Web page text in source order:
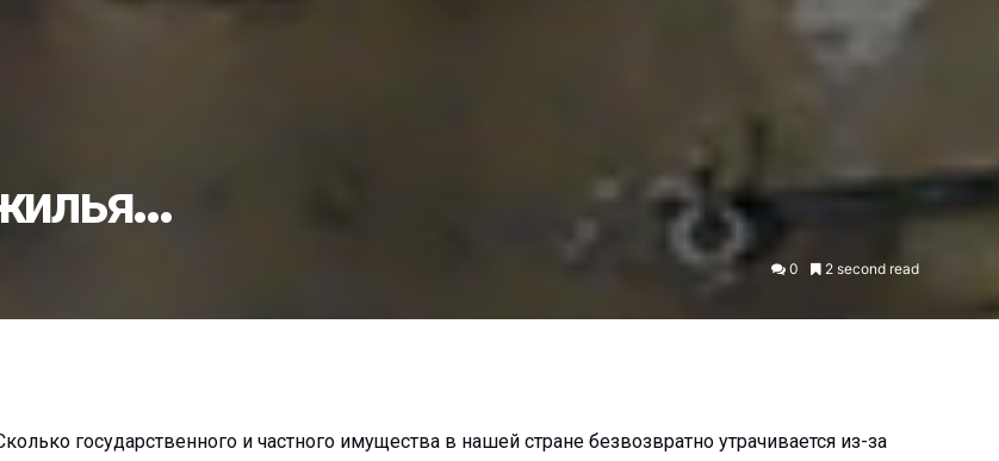
0 2 second read
государственного и частного имущества в нашей стране безвозвратно утрачивается из-за